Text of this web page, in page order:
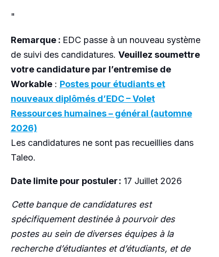
"
Remarque : EDC passe à un nouveau système
de suivi des candidatures. Veuillez soumettre
votre candidature par l’entremise de
Workable: Postes pour étudiants et
nouveaux diplômés d’EDC – Volet
Ressources humaines – général (automne
2026)
Les candidatures ne sont pas recueillies dans
Taleo.
Date limite pour postuler : 17 Juillet2026
Cette banque de candidatures est
spécifiquement destinée à pourvoir des
postes au sein de diverses équipes à la
recherche d’étudiantes et d’étudiants, et de